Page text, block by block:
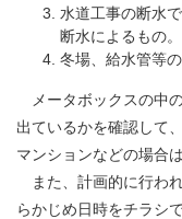
水道工事の断水
断水によるもの。
冬場、給水管等
メータボックスの中
出ているかを確認して
マンションなどの場合
また、計画的に行わ
らかじめ日時をチラシ